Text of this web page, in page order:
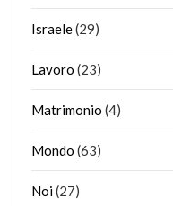
Israele(29)
Lavoro (23)
Matrimonio (4)
Mondo (63)
Noi(27)